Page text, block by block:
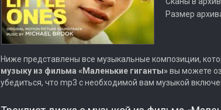
Размер
Ниже представлены все музыкальные композиции,
музыку из фильма «Маленькие гиганты»вы можете
убедиться, что mp3 с необходимой вам музыкой